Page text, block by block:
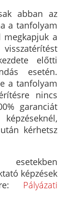
abban az
a tanfolyam
megkapjuk a
előtti
esetén.
a tanfolyam
nincs
garanciát
kérhetsz
esetekben
képzések
Pályázati